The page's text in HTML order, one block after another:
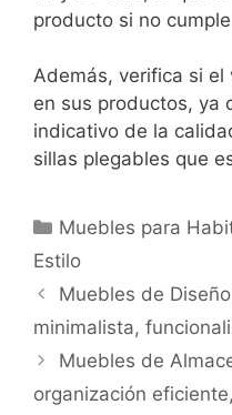
producto si no
Además, verifica si
en sus productos, ya
indicativo de la
sillas plegables que
Categories
Muebles para
Estilo
Muebles de
minimalista,
Muebles de
organización